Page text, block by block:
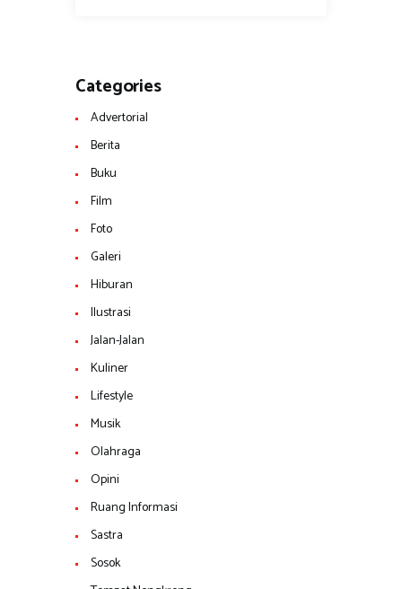
Categories
Advertorial
Berita
Buku
Film
Foto
Galeri
Hiburan
Ilustrasi
Jalan-Jalan
Kuliner
Lifestyle
Musik
Olahraga
Opini
Ruang Informasi
Sastra
Sosok